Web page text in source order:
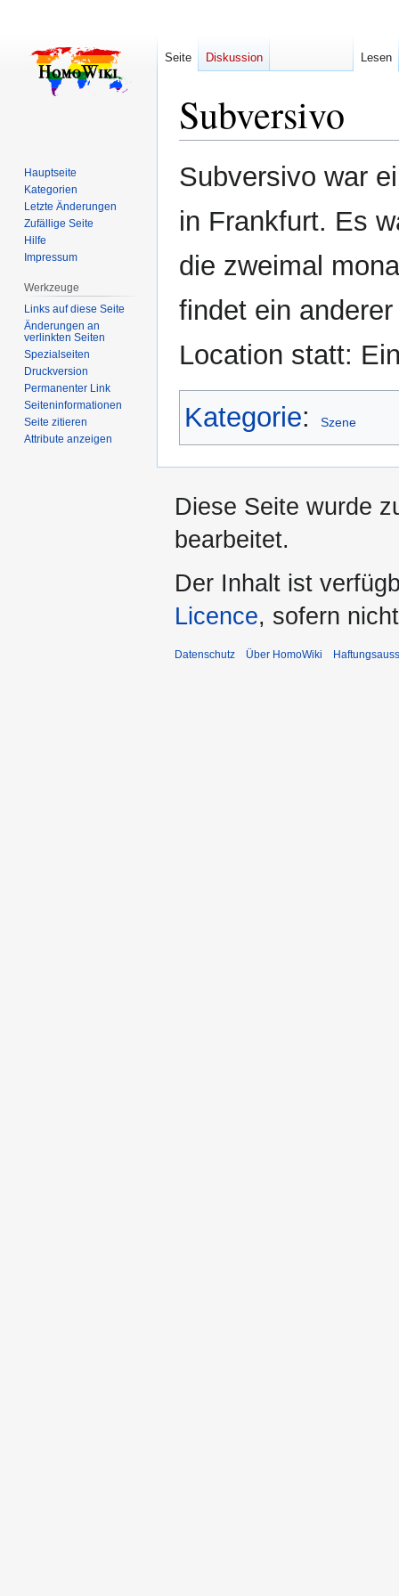
Subversivo
Zur
Navigation
Zur
Suche
Subversivo war
in Frankfurt. Es
die zweimal
findet ein
Location statt:
Kategorie: Szene
Seite Diskussion Lesen
Hauptseite
Kategorien
Letzte Änderungen
Zufällige Seite
Hilfe
Impressum
Werkzeuge
Links auf diese Seite
Änderungen an
verlinkten Seiten
Spezialseiten
Druckversion
Permanenter Link
Seiten­­informationen
Seite zitieren
Attribute anzeigen
Diese Seite wurde
bearbeitet.
Der Inhalt ist
Licence, sofern
Datenschutz Über HomoWiki